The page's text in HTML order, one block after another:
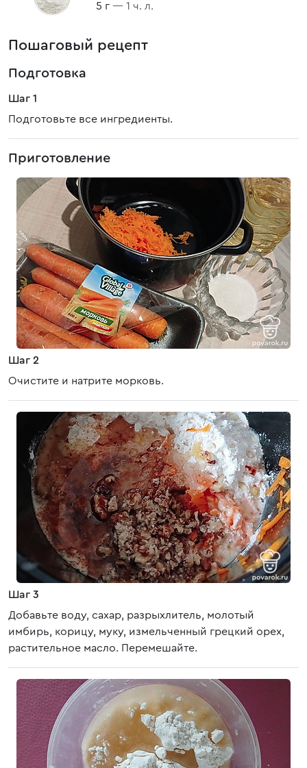
5 г — 1 ч. л.
Пошаговый рецепт
Подготовка
Шаг 1
Подготовьте все ингредиенты.
Приготовление
Шаг 2
Очистите и натрите морковь.
Шаг 3
Добавьте воду, сахар, разрыхлитель, молотый
имбирь, корицу, муку, измельченный грецкий орех,
растительное масло. Перемешайте.